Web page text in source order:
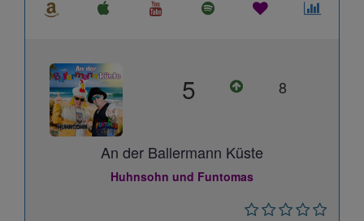
5 8
An der Ballermann Küste
Huhnsohn und Funtomas